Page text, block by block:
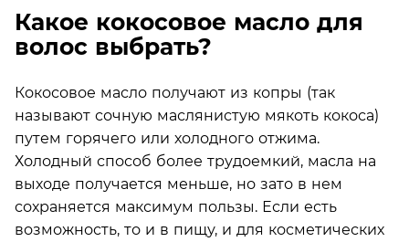
Какое кокосовое масло для
волос выбрать?
Кокосовое масло получают из копры (так
называют сочную маслянистую мякоть кокоса)
путем горячего или холодного отжима.
Холодный способ более трудоемкий, масла на
выходе получается меньше, но зато в нем
сохраняется максимум пользы. Если есть
возможность, то и в пищу, и для косметических